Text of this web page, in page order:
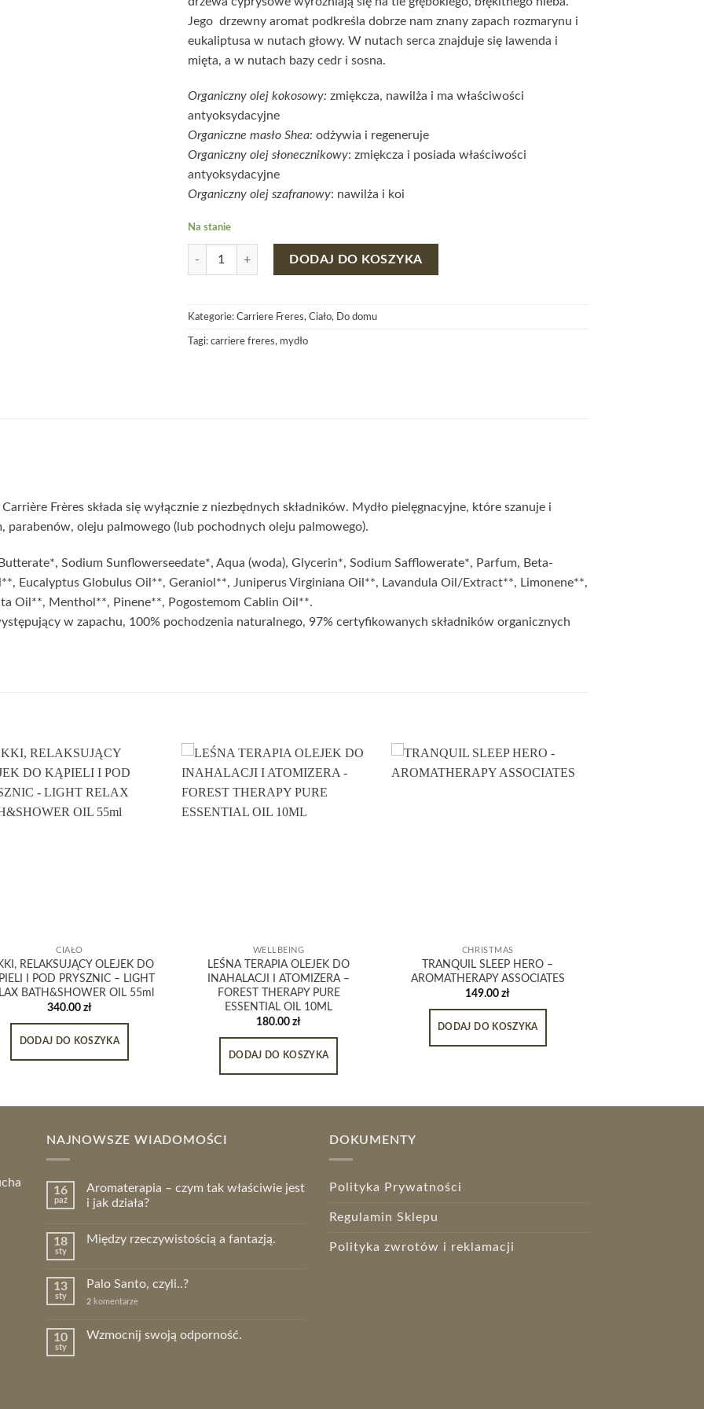
Jego drzewny aromat podkreśla dobrze nam znany zapach rozmarynu i
eukaliptusa w nutach głowy. W nutach serca znajduje się lawenda i
mięta, a w nutach bazy cedr i sosna.
Organiczny olej kokosowy: zmiękcza, nawilża i ma właściwości
antyoksydacyjne
Organiczne masło Shea: odżywia i regeneruje
Organiczny olej słonecznikowy: zmiękcza i posiada właściwości
antyoksydacyjne
Organiczny olej szafranowy: nawilża i koi
Na stanie
DODAJ DO KOSZYKA
Kategorie: Carriere Freres, Ciało, Do domu
Tagi: carriere freres, mydło
Frères składa się wyłącznie z niezbędnych składników. Mydło pielęgnacyjne, które szanuje i
parabenów, oleju palmowego (lub pochodnych oleju palmowego).
Sodium Sunflowerseedate*, Aqua (woda), Glycerin*, Sodium Safflowerate*, Parfum, Beta-
Eucalyptus Globulus Oil**, Geraniol**, Juniperus Virginiana Oil**, Lavandula Oil/Extract**, Limonene**,
Oil**, Menthol**, Pinene**, Pogostemom Cablin Oil**.
w zapachu, 100% pochodzenia naturalnego, 97% certyfikowanych składników organicznych
CIAŁO
RELAKSUJĄCY OLEJEK DO
I POD PRYSZNIC – LIGHT
BATH&SHOWER OIL 55ml
340.00 zł
DODAJ DO KOSZYKA
WELLBEING
LEŚNA TERAPIA OLEJEK DO
INAHALACJI I ATOMIZERA –
FOREST THERAPY PURE
ESSENTIAL OIL 10ML
180.00zł
DODAJ DO KOSZYKA
CHRISTMAS
TRANQUIL SLEEP HERO –
AROMATHERAPY ASSOCIATES
149.00zł
DODAJ DO KOSZYKA
NAJNOWSZE WIADOMOŚCI
16
paź
Aromaterapia – czym tak właściwie jest
i jak działa?
18
sty
Między rzeczywistością a fantazją.
13
sty
Palo Santo, czyli..?
2 komentarze
10
sty
Wzmocnij swoją odporność.
DOKUMENTY
Polityka Prywatności
Regulamin Sklepu
Polityka zwrotów i reklamacji